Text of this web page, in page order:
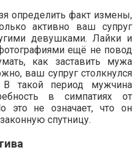
определить факт измены,
активно ваш супруг
девушками. Лайки и
ещё не повод
как заставить мужа
ваш супруг столкнулся
такой период мужчина
в симпатиях от
это не означает, что он
спутницу.